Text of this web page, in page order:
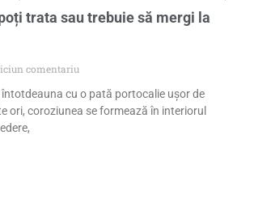
trata sau trebuie să mergi la
comentariu
întotdeauna cu o pată portocalie ușor de
ori, coroziunea se formează în interiorul